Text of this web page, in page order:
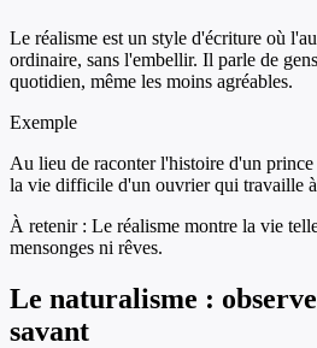
Le réalisme est un style d'écriture où
ordinaire, sans l'embellir. Il parle de
quotidien, même les moins agréables.
Exemple
Au lieu de raconter l'histoire d'un prince
la vie difficile d'un ouvrier qui travaille
À retenir : Le réalisme montre la vie
mensonges ni rêves.
Le naturalisme :
savant